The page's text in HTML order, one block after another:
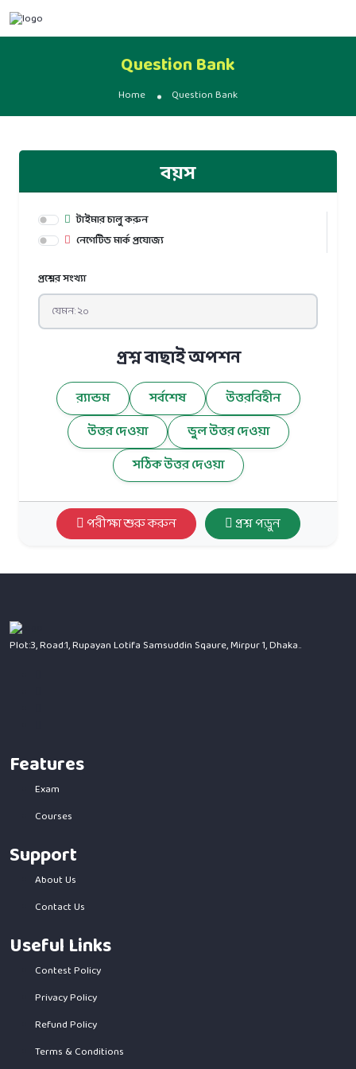
Question Bank
Home Question Bank
বয়স
টাইমার চালু করুন
নেগেটিভ মার্ক প্রযোজ্য
প্রশ্নের সংখ্যা
প্রশ্ন বাছাই অপশন
র‍্যান্ডম সর্বশেষ
উত্তরবিহীন
উত্তর দেওয়া
ভুল উত্তর দেওয়া
সঠিক উত্তর দেওয়া
পরীক্ষা শুরু করুন প্রশ্ন পড়ুন
Plot:3, Road:1, Rupayan Lotifa Samsuddin Sqaure, Mirpur 1, Dhaka..
Features
Exam
Courses
Support
About Us
Contact Us
Useful Links
Contest Policy
Privacy Policy
Refund Policy
Terms & Conditions